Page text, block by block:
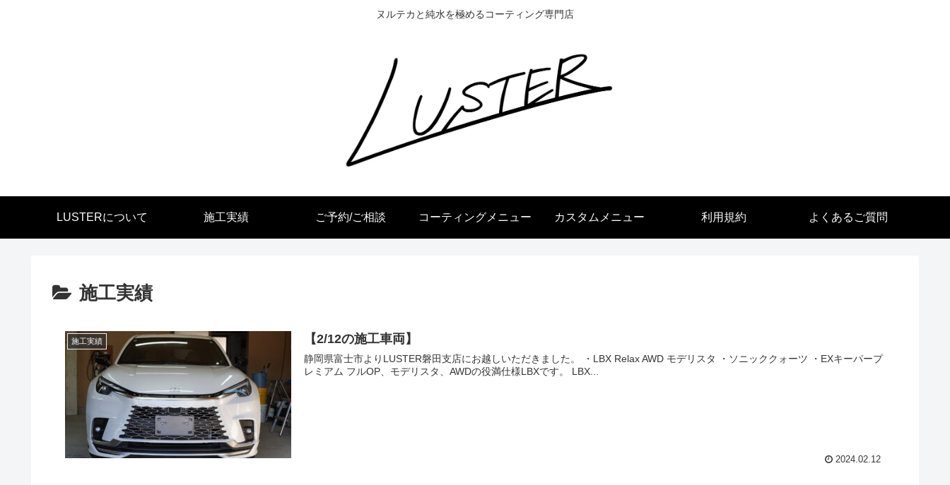
ヌルテカと純水を極めるコーティング専門店
LUSTERについて 施工実績 ご予約/ご相談 コーティングメニュー カスタムメニュー 利用規約 よくあるご質問
施工実績
施工実績 【2/12の施工車両】
静岡県富士市よりLUSTER磐田支店にお越しいただきました。 ・LBX Relax AWD モデリスタ ・ソニッククォーツ ・EXキーパープ
レミアム フルOP、モデリスタ、AWDの役満仕様LBXです。 LBX...
2024.02.12